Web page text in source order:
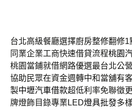
台北高級餐廳選擇廚房整修翻修1
同業企業工商快速借貸流程桃園
桃園當鋪就借網路優選最台北公
協助民眾在資金週轉中和當舖有
製中壢汽車借款超低利率免聯徵
牌燈飾目錄專業LED燈具批發多